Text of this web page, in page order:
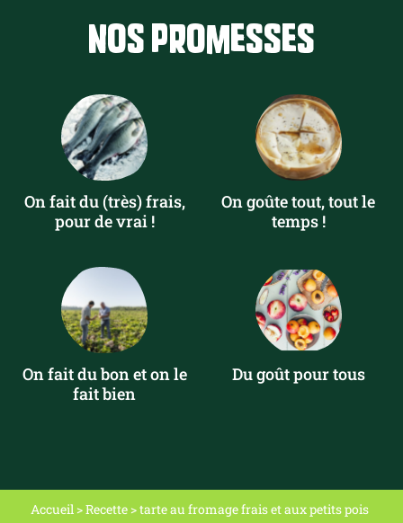
Nos promesses
On fait du (très) frais,
pour de vrai !
On goûte tout, tout le
temps !
On fait du bon et on le
fait bien
Du goût pour tous
Accueil >Recette>tarte au fromage frais et aux petits pois